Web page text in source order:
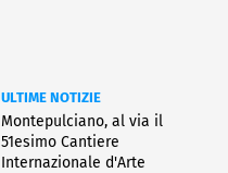
ULTIME NOTIZIE
Montepulciano, al via il
51esimo Cantiere
Internazionale d'Arte